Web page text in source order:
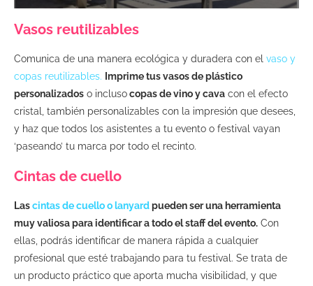
Vasos reutilizables
Comunica de una manera ecológica y duradera con el vaso y
copas reutilizables. Imprime tus vasos de plástico
personalizados o inclusocopas de vino y cava con el efecto
cristal, también personalizables con la impresión que desees,
y haz que todos los asistentes a tu evento o festival vayan
‘paseando’ tu marca por todo el recinto.
Cintas de cuello
Lascintas de cuello o lanyardpueden ser una herramienta
muy valiosa para identificar a todo el staff del evento. Con
ellas, podrás identificar de manera rápida a cualquier
profesional que esté trabajando para tu festival. Se trata de
un producto práctico que aporta mucha visibilidad, y que